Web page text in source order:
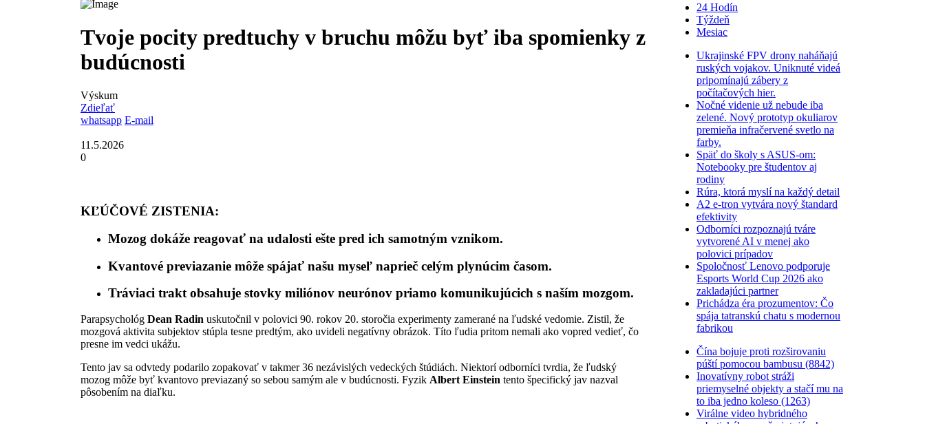
Tvoje pocity predtuchy v bruchu môžu byť iba spomienky z
budúcnosti
Výskum
Zdieľať
whatsapp E-mail
11.5.2026
0
KĽÚČOVÉ ZISTENIA:
Mozog dokáže reagovať na udalosti ešte pred ich samotným vznikom.
Kvantové previazanie môže spájať našu myseľ naprieč celým plynúcim časom.
Tráviaci trakt obsahuje stovky miliónov neurónov priamo komunikujúcich s naším mozgom.
Parapsychológ Dean Radin uskutočnil v polovici 90. rokov 20. storočia experimenty zamerané na ľudské vedomie. Zistil, že
mozgová aktivita subjektov stúpla tesne predtým, ako uvideli negatívny obrázok. Títo ľudia pritom nemali ako vopred vedieť, čo
presne im vedci ukážu.
Tento jav sa odvtedy podarilo zopakovať v takmer 36 nezávislých vedeckých štúdiách. Niektorí odborníci tvrdia, že ľudský
mozog môže byť kvantovo previazaný so sebou samým ale v budúcnosti. Fyzik Albert Einstein tento špecifický jav nazval
pôsobením na diaľku.
24 Hodín
Týždeň
Mesiac
Ukrajinské FPV drony naháňajú
ruských vojakov. Uniknuté videá
pripomínajú zábery z
počítačových hier.
Nočné videnie už nebude iba
zelené. Nový prototyp okuliarov
premieňa infračervené svetlo na
farby.
Späť do školy s ASUS-om:
Notebooky pre študentov aj
rodiny
Rúra, ktorá myslí na každý detail
A2 e-tron vytvára nový štandard
efektivity
Odborníci rozpoznajú tváre
vytvorené AI v menej ako
polovici prípadov
Spoločnosť Lenovo podporuje
Esports World Cup 2026 ako
zakladajúci partner
Prichádza éra prozumentov: Čo
spája tatranskú chatu s modernou
fabrikou
Čína bojuje proti rozširovaniu
púští pomocou bambusu (8842)
Inovatívny robot stráži
priemyselné objekty a stačí mu na
to iba jedno koleso (1263)
Virálne video hybridného